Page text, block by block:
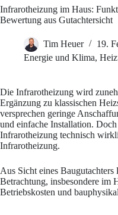
Infrarotheizung im Haus:
Bewertung aus Gutachtersicht
Tim Heuer
19.
Energie und Klima,
Die Infrarotheizung wird
Ergänzung zu klassischen
versprechen geringe
und einfache Installation.
Infrarotheizung technisch
Infrarotheizung.
Aus Sicht eines
Betrachtung, insbesondere im
Betriebskosten und